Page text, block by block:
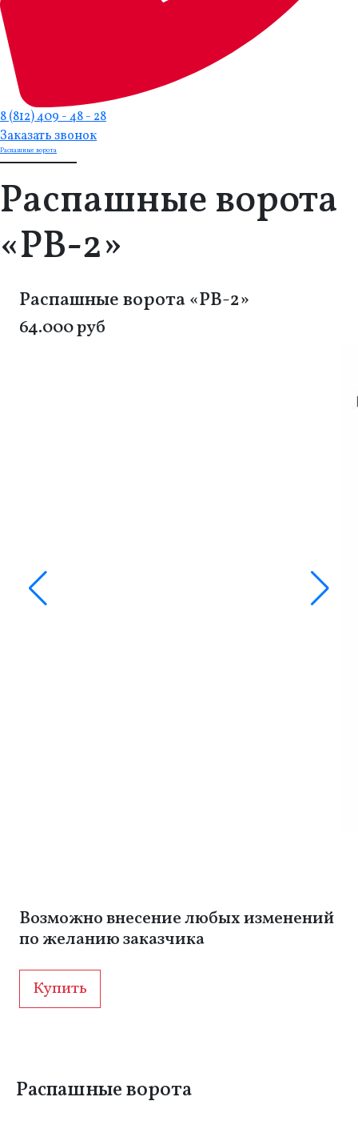
8 (812) 409 - 48 - 28
Заказать звонок
Распашные ворота
Распашные ворота
«РВ-2»
Распашные ворота «РВ-2»
64.000 руб
Возможно внесение любых изменений
по желанию заказчика
Купить
Распашные ворота